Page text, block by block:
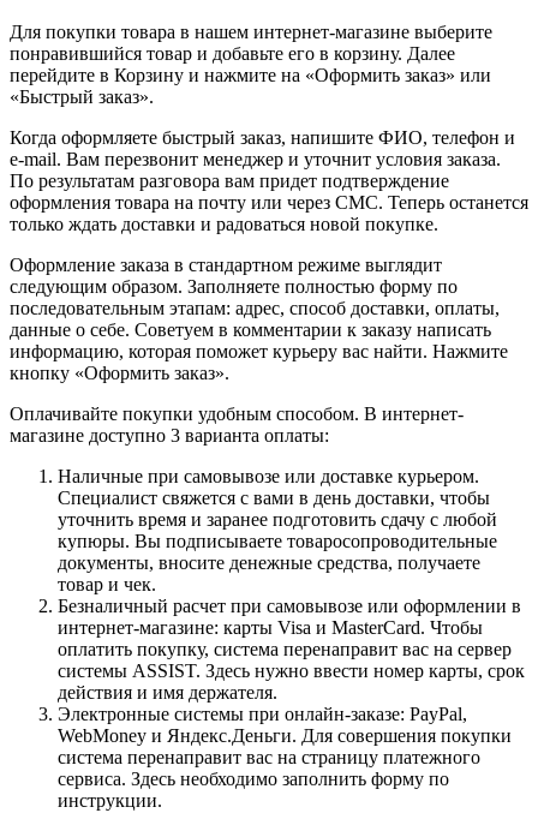
Для покупки товара в нашем интернет-магазине выберите
понравившийся товар и добавьте его в корзину. Далее
перейдите в Корзину и нажмите на «Оформить заказ» или
«Быстрый заказ».
Когда оформляете быстрый заказ, напишите ФИО, телефон и
e-mail. Вам перезвонит менеджер и уточнит условия заказа.
По результатам разговора вам придет подтверждение
оформления товара на почту или через СМС. Теперь останется
только ждать доставки и радоваться новой покупке.
Оформление заказа в стандартном режиме выглядит
следующим образом. Заполняете полностью форму по
последовательным этапам: адрес, способ доставки, оплаты,
данные о себе. Советуем в комментарии к заказу написать
информацию, которая поможет курьеру вас найти. Нажмите
кнопку «Оформить заказ».
Оплачивайте покупки удобным способом. В интернет-
магазине доступно 3 варианта оплаты:
Наличные при самовывозе или доставке курьером.
Специалист свяжется с вами в день доставки, чтобы
уточнить время и заранее подготовить сдачу с любой
купюры. Вы подписываете товаросопроводительные
документы, вносите денежные средства, получаете
товар и чек.
Безналичный расчет при самовывозе или оформлении в
интернет-магазине: карты Visa и MasterCard. Чтобы
оплатить покупку, система перенаправит вас на сервер
системы ASSIST. Здесь нужно ввести номер карты, срок
действия и имя держателя.
Электронные системы при онлайн-заказе: PayPal,
WebMoney и Яндекс.Деньги. Для совершения покупки
система перенаправит вас на страницу платежного
сервиса. Здесь необходимо заполнить форму по
инструкции.